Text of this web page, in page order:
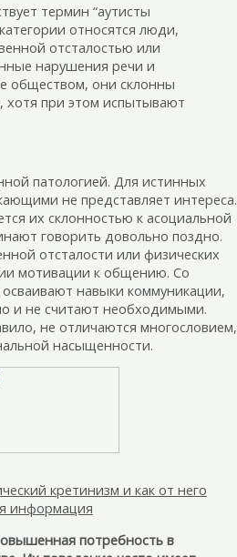
термин “аутисты
относятся люди,
отсталостью или
нарушения речи и
обществом, они склонны
хотя при этом испытывают
патологией. Для истинных
не представляет интереса.
их склонностью к асоциальной
говорить довольно поздно.
отсталости или физических
мотивации к общению. Со
навыки коммуникации,
и не считают необходимыми.
не отличаются многословием,
насыщенности.
кретинизм и как от него
информация
потребность в